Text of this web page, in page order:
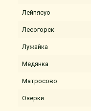
Лейпясуо
Лесогорск
Лужайка
Медянка
Матросово
Озерки